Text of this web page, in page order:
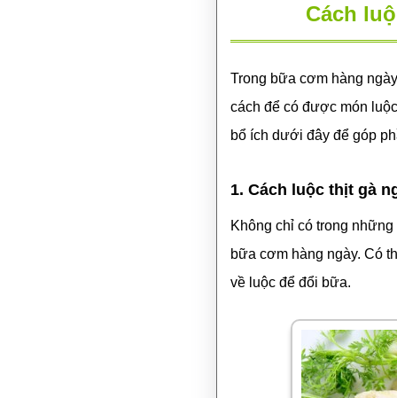
Cách
Trong bữa cơm hàng
cách để có được món
bổ ích dưới đây để góp
1. Cách luộc thịt gà
Không chỉ có trong
bữa cơm hàng ngày. Có
về luộc để đổi bữa.